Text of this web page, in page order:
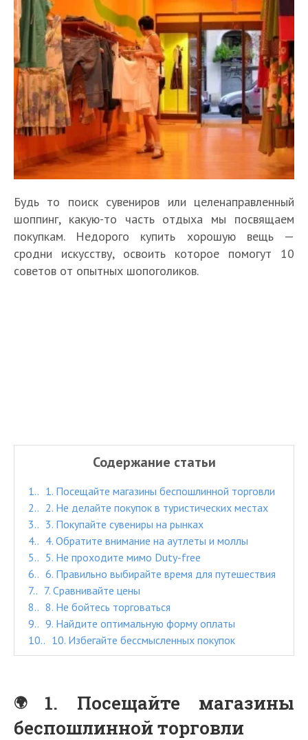
Будь то поиск сувениров или целенаправленный
шоппинг, какую-то часть отдыха мы посвящаем
покупкам. Недорого купить хорошую вещь —
сродни искусству, освоить которое помогут 10
советов от опытных шопоголиков.
Содержание статьи
1.
1. Посещайте магазины беспошлинной торговли
2.
2. Не делайте покупок в туристических местах
3.
3. Покупайте сувениры на рынках
4.
4. Обратите внимание на аутлеты и моллы
5.
5. Не проходите мимо Duty-free
6.
6. Правильно выбирайте время для путешествия
7.
7. Сравнивайте цены
8.
8. Не бойтесь торговаться
9.
9. Найдите оптимальную форму оплаты
10.
10. Избегайте бессмысленных покупок
1. Посещайте магазины
беспошлинной торговли